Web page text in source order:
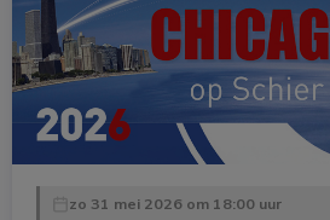
zo 31 mei 2026 om 18:00 uur